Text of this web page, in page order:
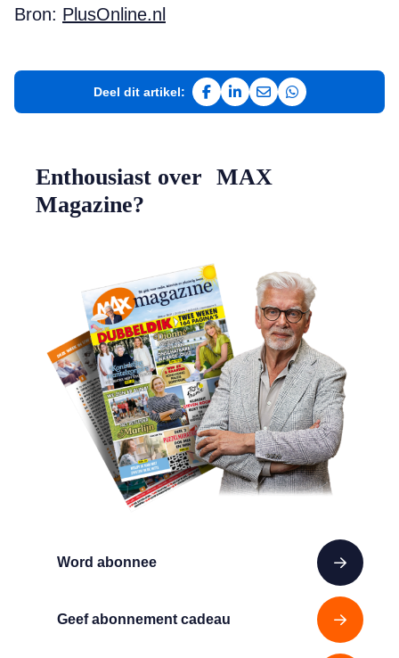
Bron: PlusOnline.nl
Deel dit artikel:
Deel op Facebook
Deel op LinkedIn
Deel via e-mail
Deel via
Word abonnee
Geef abonnement cadeau
Enthousiast over MAX
Magazine?